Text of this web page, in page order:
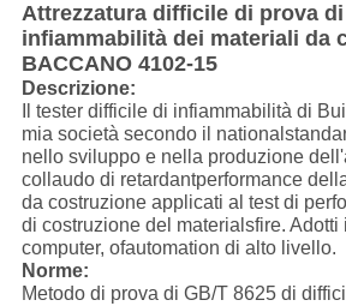
Attrezzatura difficile di prova
infiammabilità dei materiali da
BACCANO 4102-15
Descrizione:
Il tester difficile di infiammabilità di
mia società secondo il
nello sviluppo e nella produzione
collaudo di retardantperformance
da costruzione applicati al test di
di costruzione del materialsfire. Adotti
computer, ofautomation di alto livello.
Norme:
Metodo di prova di GB/T 8625 di